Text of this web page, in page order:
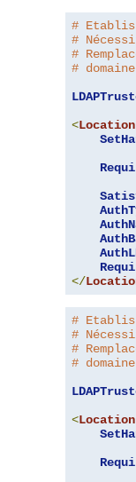
#
#
#
#
<Location
</
#
#
#
#
<Location